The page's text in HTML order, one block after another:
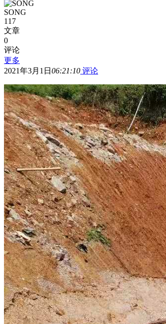
SONG
117
文章
0
评论
更多
2021年3月1日 06:21:10 评论